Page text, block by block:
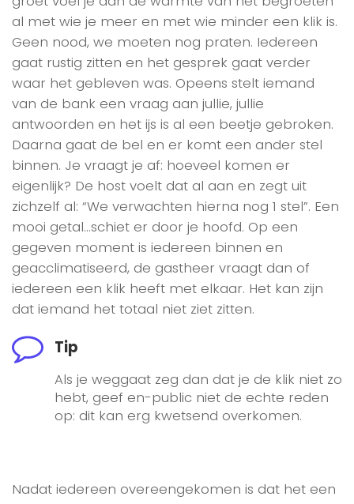
al met wie je meer en met wie minder een klik is.
Geen nood, we moeten nog praten. Iedereen
gaat rustig zitten en het gesprek gaat verder
waar het gebleven was. Opeens stelt iemand
van de bank een vraag aan jullie, jullie
antwoorden en het ijs is al een beetje gebroken.
Daarna gaat de bel en er komt een ander stel
binnen. Je vraagt je af: hoeveel komen er
eigenlijk? De host voelt dat al aan en zegt uit
zichzelf al: “We verwachten hierna nog 1 stel”. Een
mooi getal…schiet er door je hoofd. Op een
gegeven moment is iedereen binnen en
geacclimatiseerd, de gastheer vraagt dan of
iedereen een klik heeft met elkaar. Het kan zijn
dat iemand het totaal niet ziet zitten.
Tip
Als je weggaat zeg dan dat je de klik niet zo
hebt, geef en-public niet de echte reden
op: dit kan erg kwetsend overkomen.
Nadat iedereen overeengekomen is dat het een